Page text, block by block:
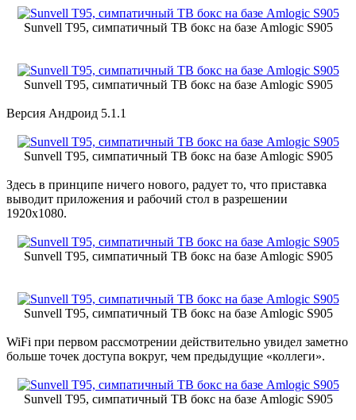
Sunvell T95, симпатичный ТВ бокс на базе Amlogic S905
Sunvell T95, симпатичный ТВ бокс на базе Amlogic S905
Версия Андроид 5.1.1
Sunvell T95, симпатичный ТВ бокс на базе Amlogic S905
Здесь в принципе ничего нового, радует то, что приставка
выводит приложения и рабочий стол в разрешении
1920х1080.
Sunvell T95, симпатичный ТВ бокс на базе Amlogic S905
Sunvell T95, симпатичный ТВ бокс на базе Amlogic S905
WiFi при первом рассмотрении действительно увидел заметно
больше точек доступа вокруг, чем предыдущие «коллеги».
Sunvell T95, симпатичный ТВ бокс на базе Amlogic S905